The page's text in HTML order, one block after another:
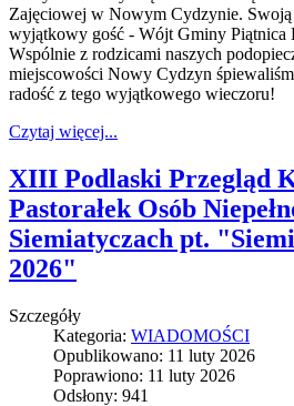
Zajęciowej w Nowym Cydzynie. Swoją
wyjątkowy gość - Wójt Gminy Piątnica
Wspólnie z rodzicami naszych
miejscowości Nowy Cydzyn
radość z tego wyjątkowego wieczoru!
Czytaj więcej...
XIII Podlaski Przegląd
Pastorałek Osób
Siemiatyczach pt.
2026"
Szczegóły
Kategoria: WIADOMOŚCI
Opublikowano: 11 luty 2026
Poprawiono: 11 luty 2026
Odsłony: 941